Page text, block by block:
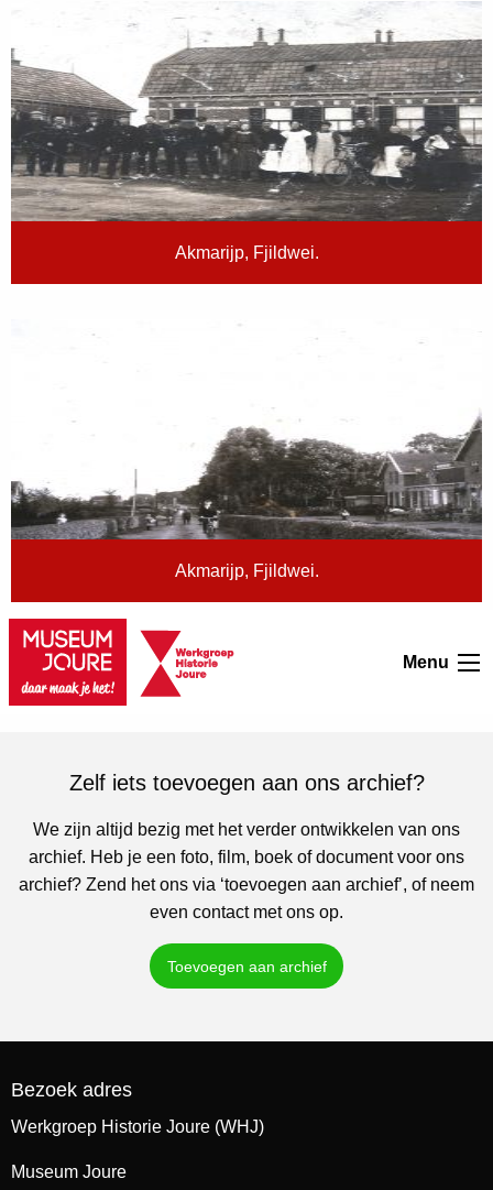
Menu
Akmarijp, Fjildwei.
Akmarijp, Fjildwei.
>
« Vorige … 53
Zelf iets toevoegen aan ons archief?
We zijn altijd bezig met het verder ontwikkelen van ons
archief. Heb je een foto, film, boek of document voor ons
archief? Zend het ons via ‘toevoegen aan archief’, of neem
even contact met ons op.
Toevoegen aan archief
Bezoek adres
Werkgroep Historie Joure (WHJ)
Museum Joure